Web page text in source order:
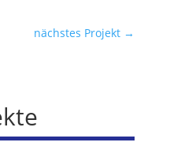
nächstes Projekt →